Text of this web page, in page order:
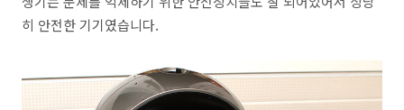
히 안전한 기기였습니다.